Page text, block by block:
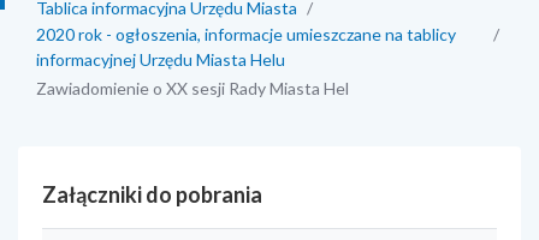
Tablica informacyjna Urzędu Miasta
2020 rok - ogłoszenia, informacje umieszczane na tablicy
informacyjnej Urzędu Miasta Helu
Zawiadomienie o XX sesji Rady Miasta Hel
Załączniki do pobrania